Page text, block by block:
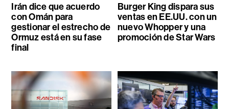
Irán dice que acuerdo
con Omán para
gestionar el estrecho de
Ormuz está en su fase
final
Burger King dispara sus
ventas en EE.UU. con un
nuevo Whopper y una
promoción de Star Wars